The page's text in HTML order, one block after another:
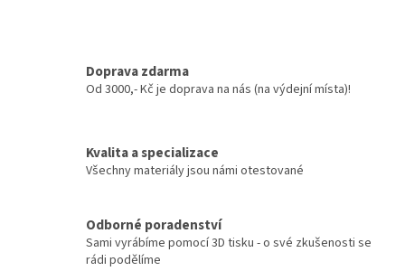
í
k
y
p
i
Doprava zdarma
Od 3000,- Kč je doprava na nás (na výdejní místa)!
Kvalita a specializace
Všechny materiály jsou námi otestované
Odborné poradenství
Sami vyrábíme pomocí 3D tisku - o své zkušenosti se
rádi podělíme